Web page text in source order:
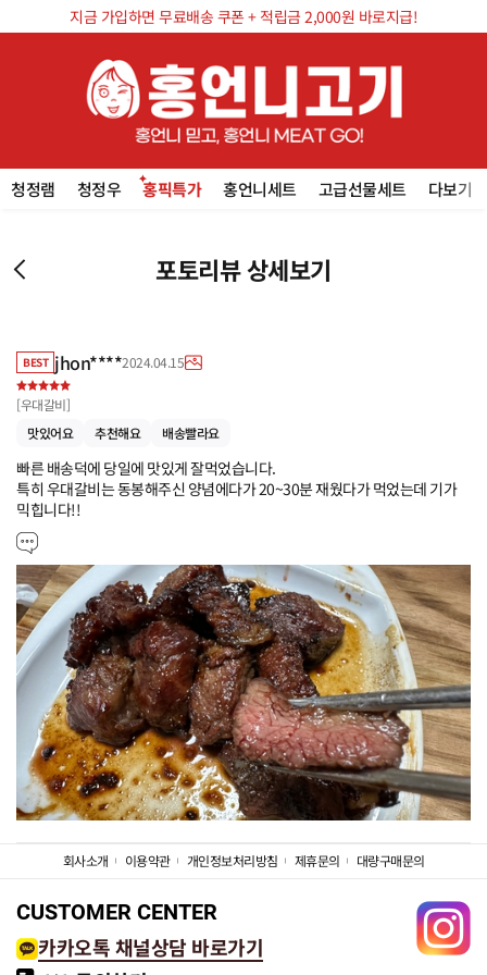
지금 가입하면 무료배송 쿠폰 + 적립금 2,000원 바로지급!
청정램 청정우 홍픽특가 홍언니세트 고급선물세트 다보기
포토리뷰 상세보기
BEST jhon****2024.04.15
[우대갈비]
맛있어요
추천해요 배송빨라요
빠른 배송덕에 당일에 맛있게 잘먹었습니다.
특히 우대갈비는 동봉해주신 양념에다가 20~30분 재웠다가 먹었는데 기가
믹힙니다!!
회사소개 이용약관 개인정보처리방침 제휴문의 대량구매문의
CUSTOMER CENTER
카카오톡 채널상담 바로가기